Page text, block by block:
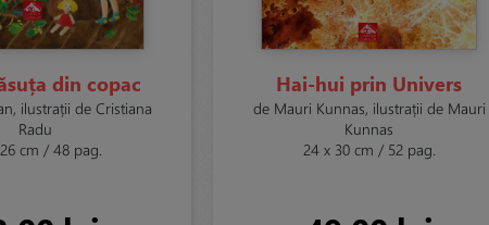
din copac
ilustrații de Cristiana
Radu
cm / 48 pag.
Hai-hui prin Univers
de Mauri Kunnas, ilustrații de Mauri
Kunnas
24 x 30 cm / 52 pag.